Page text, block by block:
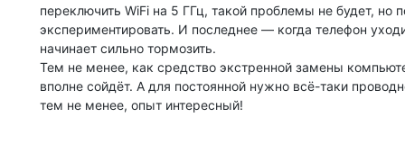
переключить WiFi на 5 ГГц, такой проблемы не будет, но
экспериментировать. И последнее — когда телефон
начинает сильно тормозить.
Тем не менее, как средство экстренной замены
вполне сойдёт. А для постоянной нужно всё-таки
тем не менее, опыт интересный!